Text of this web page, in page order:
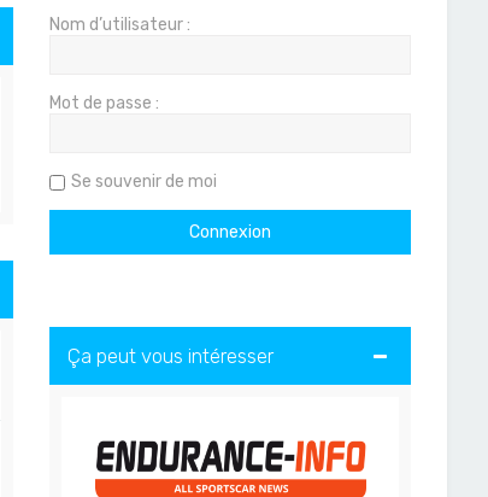
Nom d’utilisateur :
Mot de passe :
Se souvenir de moi
Ça peut vous intéresser